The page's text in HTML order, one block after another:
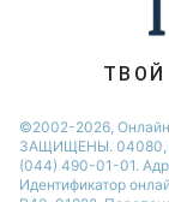
©2002-2026,
ЗАЩИЩЕНЫ. 04080,
(044) 490-01-01.
Идентификатор